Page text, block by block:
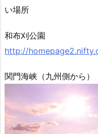
い場所
和布刈公園
http://
関門海峡（九州側から）